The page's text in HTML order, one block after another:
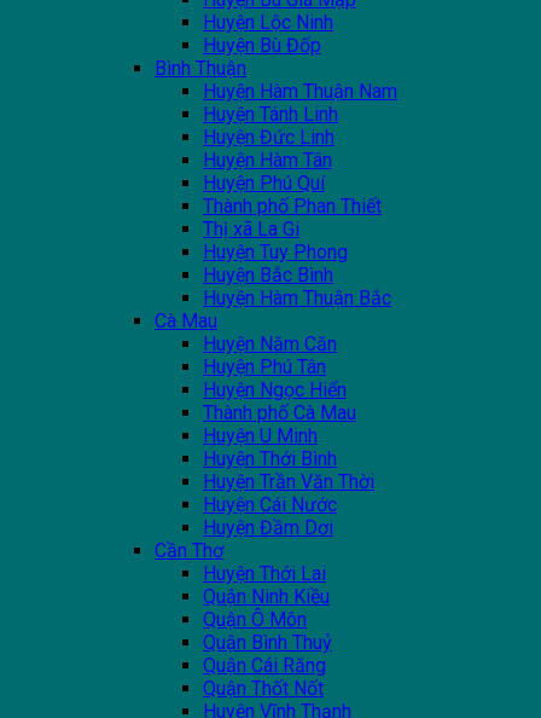
Huyện Lộc Ninh
Huyện Bù Đốp
Bình Thuận
Huyện Hàm Thuận Nam
Huyện Tánh Linh
Huyện Đức Linh
Huyện Hàm Tân
Huyện Phú Quí
Thành phố Phan Thiết
Thị xã La Gi
Huyện Tuy Phong
Huyện Bắc Bình
Huyện Hàm Thuận Bắc
Cà Mau
Huyện Năm Căn
Huyện Phú Tân
Huyện Ngọc Hiển
Thành phố Cà Mau
Huyện U Minh
Huyện Thới Bình
Huyện Trần Văn Thời
Huyện Cái Nước
Huyện Đầm Dơi
Cần Thơ
Huyện Thới Lai
Quận Ninh Kiều
Quận Ô Môn
Quận Bình Thuỷ
Quận Cái Răng
Quận Thốt Nốt
Huyện Vĩnh Thạnh